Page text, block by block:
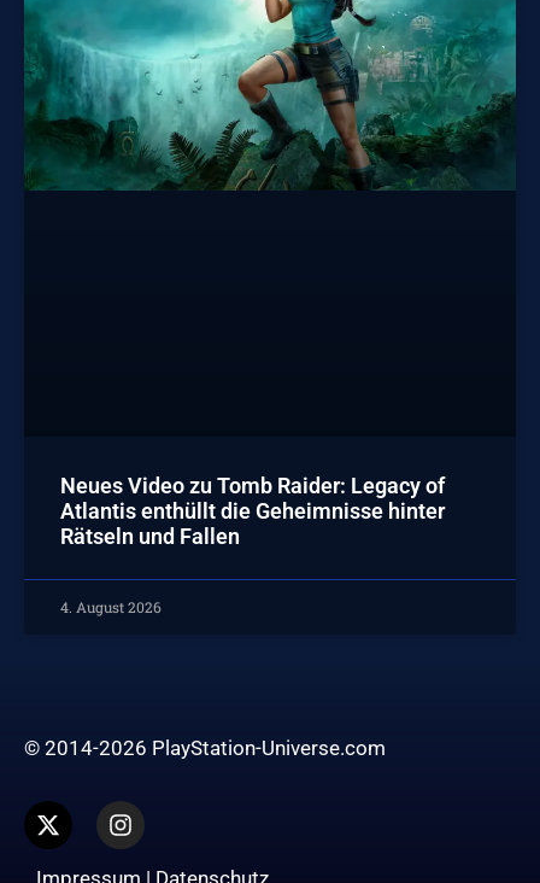
Neues Video zu Tomb Raider: Legacy of
Atlantis enthüllt die Geheimnisse hinter
Rätseln und Fallen
4. August 2026
© 2014-2026 PlayStation-Universe.com
Impressum | Datenschutz